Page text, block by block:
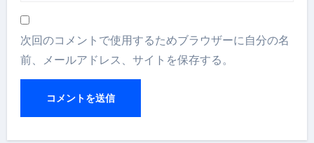
次回のコメントで使用するためブラウザーに自分の名
前、メールアドレス、サイトを保存する。